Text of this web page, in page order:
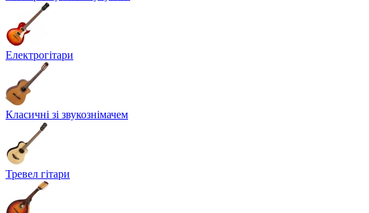
Електрогітари
Класичні зі звукознімачем
Тревел гітари